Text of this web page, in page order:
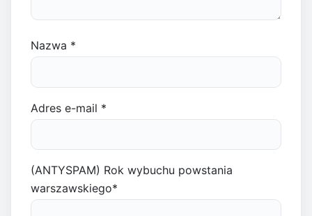
Nazwa *
Adres e-mail *
(ANTYSPAM) Rok wybuchu powstania
warszawskiego*